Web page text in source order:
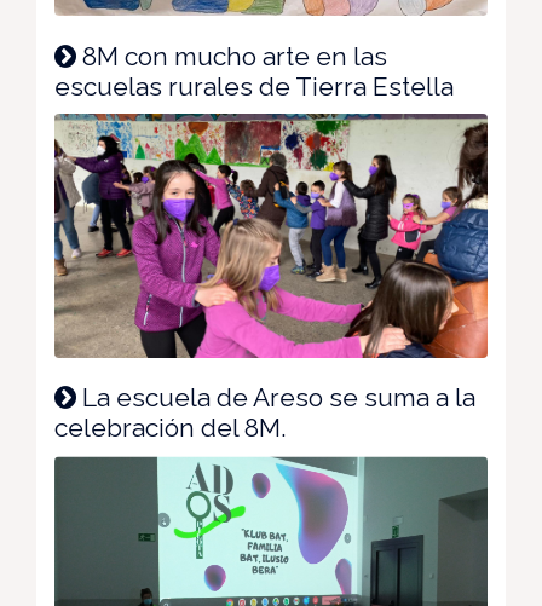
8M con mucho arte en las
escuelas rurales de Tierra Estella
La escuela de Areso se suma a la
celebración del 8M.